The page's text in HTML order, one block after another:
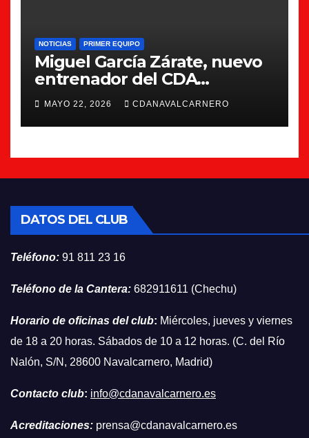
NOTICIAS PRIMER EQUIPO
Miguel García Zárate, nuevo
entrenador del CDA
Navalcarnero
MAYO 22, 2026 CDANAVALCARNERO
DATOS DEL CLUB
Teléfono: 91 811 23 16
Teléfono de la Cantera: 682911611 (Chechu)
Horario de oficinas del club: Miércoles, jueves y viernes
de 18 a 20 horas. Sábados de 10 a 12 horas. (C. del Río
Nalón, S/N, 28600 Navalcarnero, Madrid)
Contacto club: info@cdanavalcarnero.es
Acreditaciones: prensa@cdanavalcarnero.es